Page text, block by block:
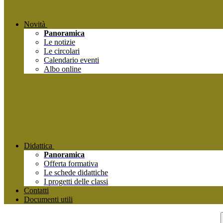
Novità
Panoramica
Le notizie
Le circolari
Calendario eventi
Albo online
Didattica
Panoramica
Offerta formativa
Le schede didattiche
I progetti delle classi
Contatti
Documenti utili